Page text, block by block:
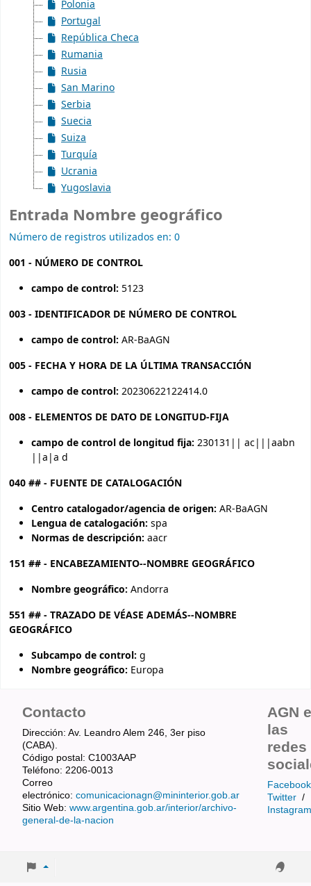
Polonia
Portugal
República Checa
Rumania
Rusia
San Marino
Serbia
Suecia
Suiza
Turquía
Ucrania
Yugoslavia
Entrada Nombre geográfico
Número de registros utilizados en: 0
001 - NÚMERO DE CONTROL
campo de control: 5123
003 - IDENTIFICADOR DE NÚMERO DE CONTROL
campo de control: AR-BaAGN
005 - FECHA Y HORA DE LA ÚLTIMA TRANSACCIÓN
campo de control: 20230622122414.0
008 - ELEMENTOS DE DATO DE LONGITUD-FIJA
campo de control de longitud fija: 230131|| ac|||aabn
||a|a d
040 ## - FUENTE DE CATALOGACIÓN
Centro catalogador/agencia de origen: AR-BaAGN
Lengua de catalogación: spa
Normas de descripción: aacr
151 ## - ENCABEZAMIENTO--NOMBRE GEOGRÁFICO
Nombre geográfico: Andorra
551 ## - TRAZADO DE VÉASE ADEMÁS--NOMBRE
GEOGRÁFICO
Subcampo de control: g
Nombre geográfico: Europa
Contacto
Dirección: Av. Leandro Alem 246, 3er piso
(CABA).
Código postal: C1003AAP
Teléfono: 2206-0013
Correo
electrónico: comunicacionagn@mininterior.gob.ar
Sitio Web: www.argentina.gob.ar/interior/archivo-
general-de-la-nacion
AGN
las
redes
Facebook
Twitter /
Instagram